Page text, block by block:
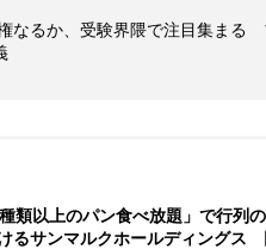
なるか、受験界隈で注目集まる
類以上のパン食べ放題」で行列
るサンマルクホールディングス